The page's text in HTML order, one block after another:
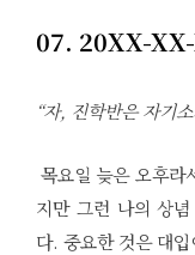
07. 20XX-
“자, 진학반은 자기
목요일 늦은 오후라
지만 그런 나의 상
다. 중요한 것은 대